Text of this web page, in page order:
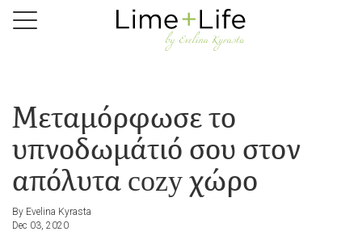
Skip
to
Μεταμόρφωσε το
υπνοδωμάτιό σου στον
απόλυτα cozy χώρο
By Evelina Kyrasta
Dec 03, 2020